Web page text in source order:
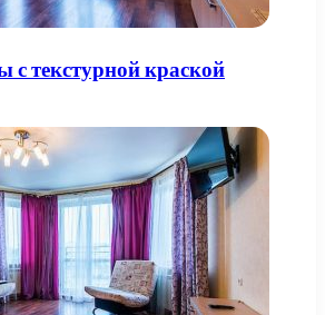
с текстурной краской